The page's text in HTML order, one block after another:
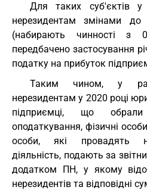
Для таких суб'єктів у
нерезидентам змінами
(набирають чинності з
передбачено застосування
податку на прибуток
Таким чином, у
нерезидентам у 2020 році
підприємці, що
оподаткування, фізичні
особи, які провадять
діяльність, подають за
додатком ПН, у якому
нерезидентів та відповідні